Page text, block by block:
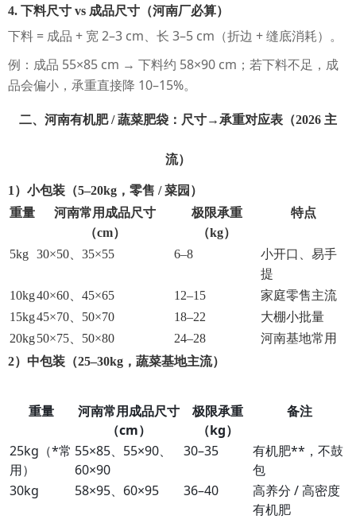
4. 下料尺寸 vs 成品尺寸（河南厂必算）
下料 = 成品 + 宽 2–3 cm、长 3–5 cm（折边 + 缝底消耗）。
例：成品 55×85 cm → 下料约 58×90 cm；若下料不足，成
品会偏小，承重直接降 10–15%。
二、河南有机肥 / 蔬菜肥袋：尺寸→承重对应表（2026 主
流）
1）小包装（5–20kg，零售 / 菜园）
重量
河南常用成品尺寸
（cm）
极限承重
（kg）
特点
5kg 30×50、35×55 6–8
小开口、易手
提
10kg40×60、45×65 12–15
家庭零售主流
15kg45×70、50×70 18–22
大棚小批量
20kg50×75、50×80 24–28
河南基地常用
2）中包装（25–30kg，蔬菜基地主流）
重量
河南常用成品尺寸
（cm）
极限承重
（kg）
备注
25kg（*常
用）
55×85、55×90、
60×90
30–35
有机肥**，不鼓
包
30kg
58×95、60×95 36–40
高养分 / 高密度
有机肥